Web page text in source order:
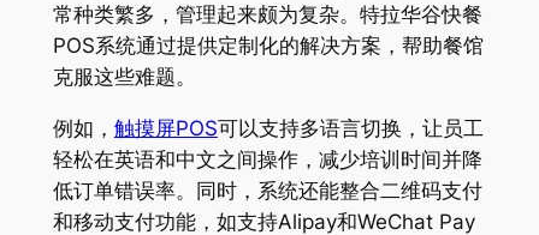
常种类繁多，管理起来颇为复杂。特拉华谷快餐
POS系统通过提供定制化的解决方案，帮助餐馆
克服这些难题。
例如， 触摸屏POS可以支持多语言切换，让员工
轻松在英语和中文之间操作，减少培训时间并降
低订单错误率。同时，系统还能整合二维码支付
和移动支付功能，如支持Alipay和WeChat Pay